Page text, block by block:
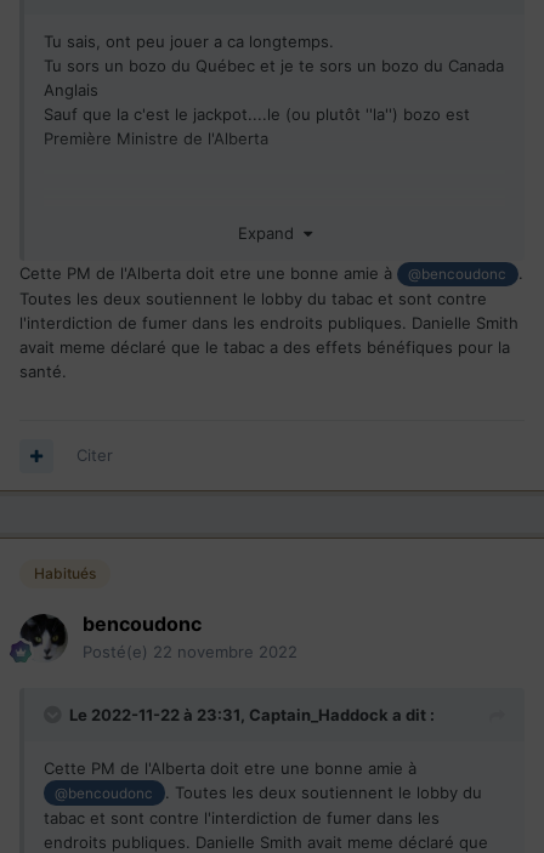
Tu sais, ont peu jouer a ca longtemps.
Tu sors un bozo du Québec et je te sors un bozo du Canada
Anglais
Sauf que la c'est le jackpot....le (ou plutôt ''la'') bozo est
Première Ministre de l'Alberta
La PM de
l’Alberta est une
complètement folles dans le
grand buffet des théories du
complot. Et Danielle Smith, la
nouvelle première ministre de
l’Alberta, fréquente assidûment
ce buffet1
Expand
Cette PM de l'Alberta doit etre une bonne amie à @bencoudonc
.
Toutes les deux soutiennent le lobby du tabac et sont contre
l'interdiction de fumer dans les endroits publiques. Danielle Smith
avait meme déclaré que le tabac a des effets bénéfiques pour la
santé.
Citer
Habitués
bencoudonc
Posté(e) 22 novembre 2022
Le 2022-11-22 à 23:31, Captain_Haddock a dit :
Cette PM de l'Alberta doit etre une bonne amie à
@bencoudonc
. Toutes les deux soutiennent le lobby du
tabac et sont contre l'interdiction de fumer dans les
endroits publiques. Danielle Smith avait meme déclaré que